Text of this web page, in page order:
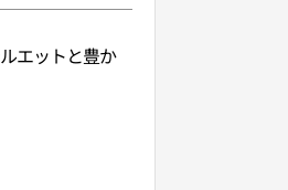
エットと豊か